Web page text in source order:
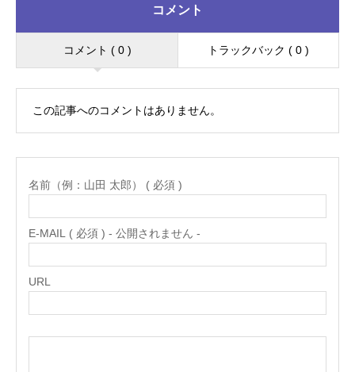
コメント
コメント ( 0 ) トラックバック ( 0 )
この記事へのコメントはありません。
名前（例：山田 太郎） ( 必須 )
E-MAIL ( 必須 ) - 公開されません -
URL